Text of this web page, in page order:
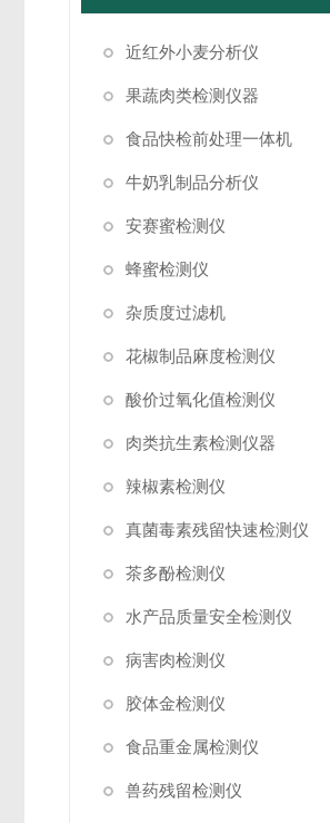
近红外小麦分析仪
果蔬肉类检测仪器
食品快检前处理一体机
牛奶乳制品分析仪
安赛蜜检测仪
蜂蜜检测仪
杂质度过滤机
花椒制品麻度检测仪
酸价过氧化值检测仪
肉类抗生素检测仪器
辣椒素检测仪
真菌毒素残留快速检测仪
茶多酚检测仪
水产品质量安全检测仪
病害肉检测仪
胶体金检测仪
食品重金属检测仪
兽药残留检测仪